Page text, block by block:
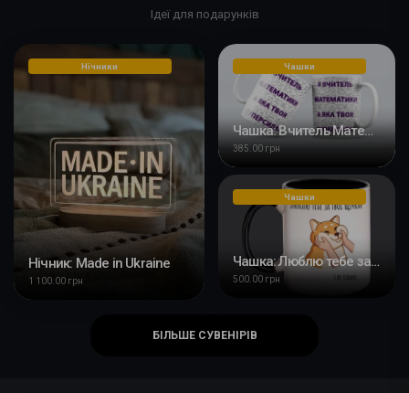
Ідеї для подарунків
Нічники
Нічник: Made in Ukraine
1 100.00 грн
Чашки
Чашка: Вчитель Математики
385.00 грн
Чашки
Чашка: Люблю тебе за твої щічки
500.00 грн
БІЛЬШЕ СУВЕНІРІВ